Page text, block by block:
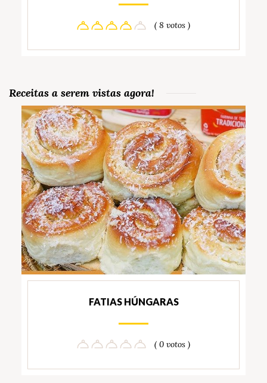
( 8 votos )
Receitas a serem vistas agora!
FATIAS HÚNGARAS
( 0 votos )